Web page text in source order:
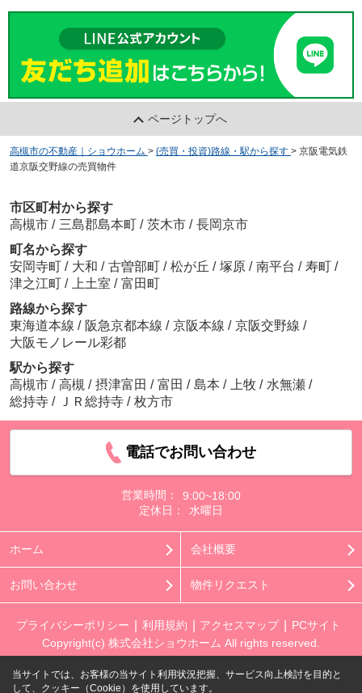
ページトップへ
高槻市の不動産｜ショウホーム > (売買・投資)路線・駅から探す > 京阪電気鉄
道京阪交野線の売買物件
市区町村から探す
高槻市 / 三島郡島本町 / 茨木市 / 長岡京市
町名から探す
安岡寺町 / 大和 / 古曽部町 / 松が丘 / 塚原 / 南平台 / 寿町 /
津之江町 / 上土室 / 富田町
路線から探す
東海道本線 / 阪急京都本線 / 京阪本線 / 京阪交野線 /
大阪モノレール彩都
駅から探す
高槻市 / 高槻 / 摂津富田 / 富田 / 島本 / 上牧 / 水無瀬 /
総持寺 / ＪＲ総持寺 / 枚方市
電話でお問い合わせ
営業時間：
9:00~18:00
定休日：
水曜日
ホーム 会社概要
お問い合わせ 物件リクエスト
プライバシーポリシー 利用規約 アクセスマップ
PCサイト
Copyright(c) 株式会社ショウホーム All rights reserved.
当サイトでは、お客様の当サイト利用状況把握、サービス向上検討を目的と
して、クッキー（Cookie）を使用しています。